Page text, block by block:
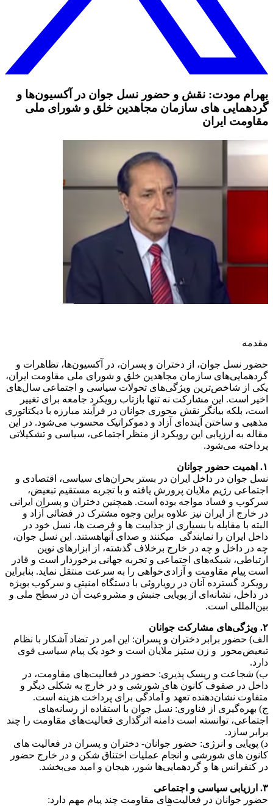
بهرام مودت: نقش و حضور نسل جوان در آکسیون‌ها و
گردهمایی‌ های سازمان مجاهدین خلق و شورای ملی
مقاومت ایران
مقدمه
حضور نسل جوان، از دختران و پسران، در آکسیون‌ها، تظاهرات و
گردهمایی‌های سازمان مجاهدین خلق و شورای ملی مقاومت ایران،
یکی از شاخص‌ترین ویژگی‌های تحولات سیاسی و اجتماعی سال‌های
اخیر است. این مشارکت نه تنها بازتاب رویکرد جامعه برای تغییر
است، بلکه بیانگر نقش محوری جوانان در فرآیند مبارزه با دیکتاتوری
مذهبی و ساختن آینده‌ای آزاد و دموکراتیک محسوب می‌شود. در این
مقاله به ارزیابی این رویکرد از منظر اجتماعی، سیاسی و تشکیلاتی
پرداخته می‌شود.
۱. اهمیت حضور جوانان
نسل جوان در داخل ایران در بستر بحران‌های سیاسی، اقتصادی و
اجتماعی رژیم ملایان پرورش یافته و با تجربه مستقیم تبعیض،
سرکوب و فساد مواجه بوده است. همچنین دختران و پسران ایرانی
در خارج از ایران نیز علاوه براین وجوه مشترک در فضائی آزاد و
البته با مقابله با بسیاری از جذابیت ها و فرصت ها، نسل خود در
داخل ایران را نمایندگی میکنند و صدای آنهاهستند. این نسل جوان،
چه در داخل و چه در خارج برخلاف گذشته، از ابزارهای نوین
ارتباطی، شبکه‌های اجتماعی و تجربه جهانی برخوردار است و قادر
است پیام مقاومت و آزادی‌خواهی را به سرعت منتقل نماید. بنابراین
رویکرد گسترده آنان در رویاروئی با دستگاه امنیتی و سرکوب بویژه
در داخل، نشانه‌ای از پویایی جنبش و مشروعیت آن در سطح ملی و
بین‌المللی است.
۲. ویژگی‌های مشارکت جوانان
الف) حضور برابر دختران و پسران: این امر در تضاد آشکار با نظام
تبعیض‌محور و زن ستیز ملایان است و خود یک پیام سیاسی قوی
دارد.
ب) شجاعت و ریسک‌ پذیری: حضور در فعالیت‌های مقاومت، در
داخل در صفوف کانون های شورشی و در خارج به شکلی دیگر و
متفاوت نشان‌دهنده تعهد و آمادگی برای پرداخت هزینه است.
ج) بهره‌گیری از فناوری: نسل جوان با استفاده از رسانه‌های
اجتماعی، توانسته است دامنه اثرگذاری فعالیت‌های مقاومت را چند
برابر سازد.
د) پویایی و انرژی: حضور جوانان- دختران و پسران در فعالیت های
کانون های شورشی و انجام عملیات اختناق شکن و در خارج حضور
در کنفرانس ها و گردهمایی‌ها شور، هیجان و امید می‌بخشد.
۳. ارزیابی سیاسی و اجتماعی
حضور جوانان در فعالیت‌های مقاومت چند پیام مهم دارد: